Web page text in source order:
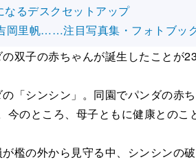
るデスクセットアップ
岡里帆……注目写真集・フォトブッ
双子の赤ちゃんが誕生したことが
「シンシン」。同園でパンダの赤
のところ、母子ともに健康とのこ
檻の外から見守る中、シンシンの